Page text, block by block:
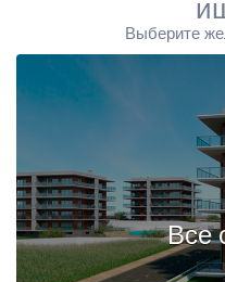
Выберите
Все